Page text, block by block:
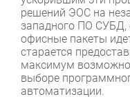
решений ЭОС на
западного ПО СУБД,
офисные пакеты
старается
максимум
выборе
автоматизации.